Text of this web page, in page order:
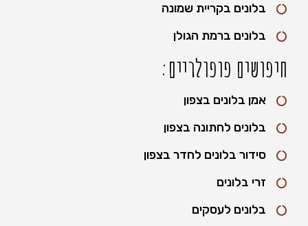
בלונים בקריית שמונה
בלונים ברמת הגולן
חיפושים פופולריים:
אמן בלונים בצפון
בלונים לחתונה בצפון
סידור בלונים לחדר בצפון
זרי בלונים
בלונים לעסקים